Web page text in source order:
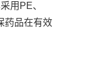
用PE、
药品在有效